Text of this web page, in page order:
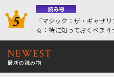
読み物
『マジック：ザ・ギャザ
る：特に知っておくべき
NEWEST
最新の読み物